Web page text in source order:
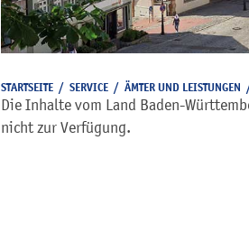
STARTSEITE / SERVICE / ÄMTER UND LEISTUNGEN
Die Inhalte vom Land Baden-
nicht zur Verfügung.